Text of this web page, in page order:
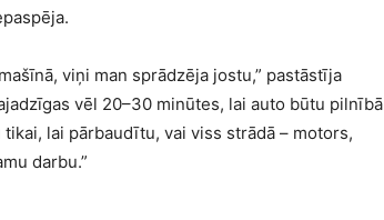
viņi man sprādzēja jostu,” pastāstīja
vēl 20–30 minūtes, lai auto būtu pilnībā
lai pārbaudītu, vai viss strādā – motors,
darbu.”